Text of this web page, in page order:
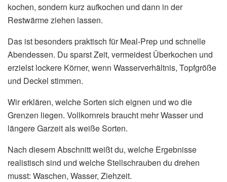
kochen, sondern kurz aufkochen und dann in der
Restwärme ziehen lassen.
Das ist besonders praktisch für Meal-Prep und schnelle
Abendessen. Du sparst Zeit, vermeidest Überkochen und
erzielst lockere Körner, wenn Wasserverhältnis, Topfgröße
und Deckel stimmen.
Wir erklären, welche Sorten sich eignen und wo die
Grenzen liegen. Vollkornreis braucht mehr Wasser und
längere Garzeit als weiße Sorten.
Nach diesem Abschnitt weißt du, welche Ergebnisse
realistisch sind und welche Stellschrauben du drehen
musst: Waschen, Wasser, Ziehzeit.